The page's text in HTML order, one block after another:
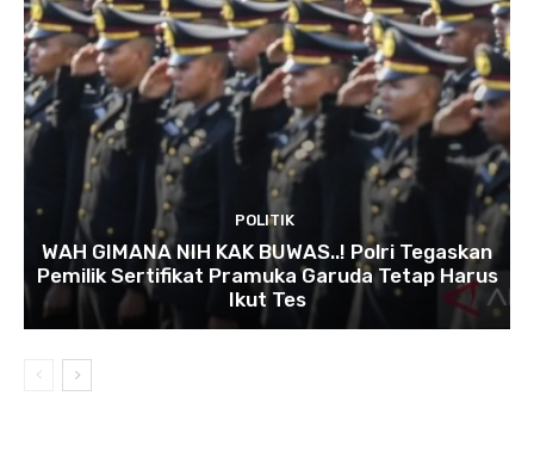
POLITIK
WAH GIMANA NIH KAK BUWAS..! Polri Tegaskan
Pemilik Sertifikat Pramuka Garuda Tetap Harus
Ikut Tes